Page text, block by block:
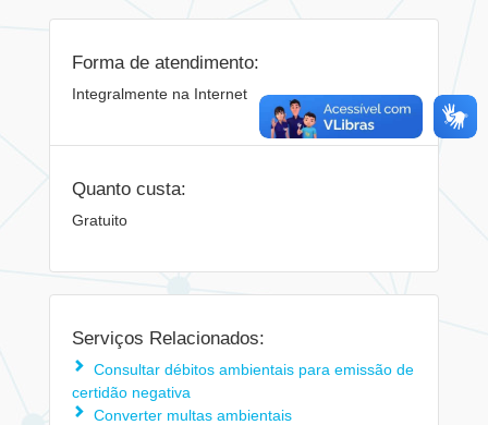
Forma de atendimento:
Integralmente na Internet
Quanto custa:
Gratuito
Serviços Relacionados:
Consultar débitos ambientais para emissão de
certidão negativa
Converter multas ambientais